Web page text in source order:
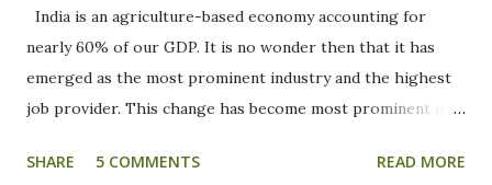
India is an agriculture-based economy accounting for
nearly 60% of our GDP. It is no wonder then that it has
emerged as the most prominent industry and the highest
job provider. This change has become most prominent in
rate. This is different from the earlier notion where
SHARE 5 COMMENTS READ MORE